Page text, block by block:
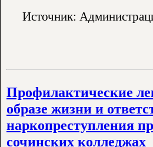
Источник:
Профилактические
образе жизни и
наркопреступления
сочинских колледжах